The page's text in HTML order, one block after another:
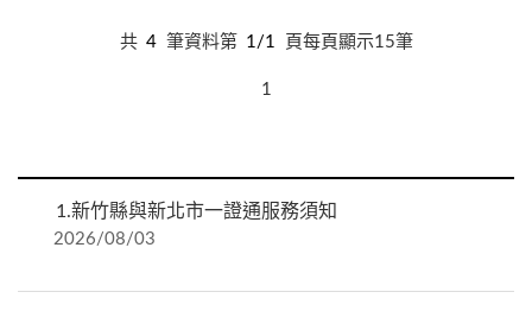
共 4 筆資料第 1/1 頁每頁顯示15筆
1
1.新竹縣與新北市一證通服務須知
2026/08/03